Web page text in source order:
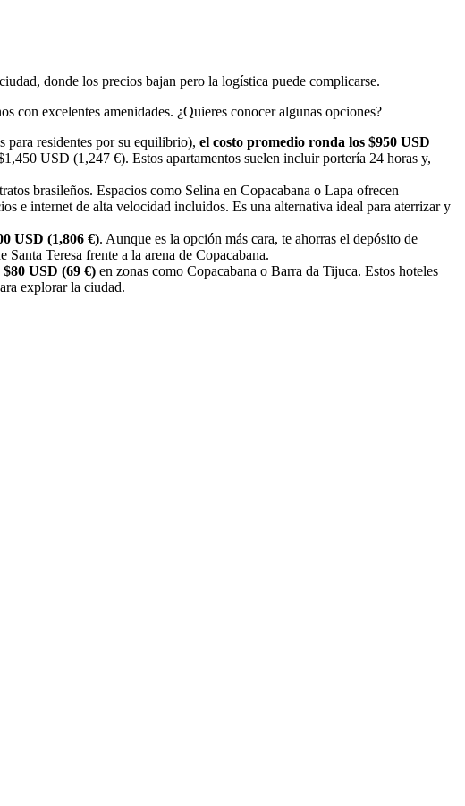
donde los precios bajan pero la logística puede complicarse.
con excelentes amenidades. ¿Quieres conocer algunas opciones?
para residentes por su equilibrio), el costo promedio ronda los $950 USD
USD (1,247 €). Estos apartamentos suelen incluir portería 24 horas y,
brasileños. Espacios como Selina en Copacabana o Lapa ofrecen
e internet de alta velocidad incluidos. Es una alternativa ideal para aterrizar y
USD (1,806 €). Aunque es la opción más cara, te ahorras el depósito de
Teresa frente a la arena de Copacabana.
$80 USD (69 €) en zonas como Copacabana o Barra da Tijuca. Estos hoteles
explorar la ciudad.